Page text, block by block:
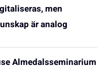
men
är analog
Almedalsseminarium